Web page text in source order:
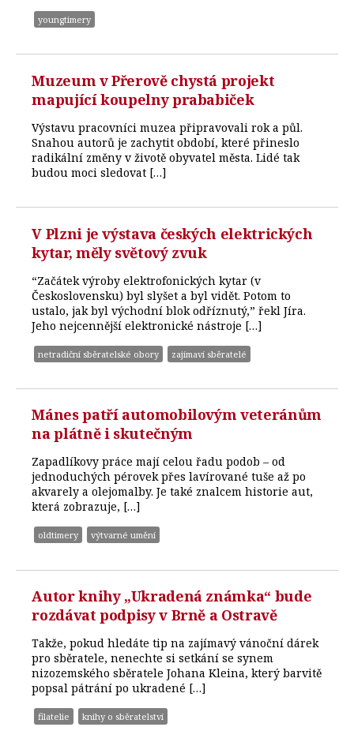
youngtimery
Muzeum v Přerově chystá projekt
mapující koupelny prababiček
Výstavu pracovníci muzea připravovali rok a půl.
Snahou autorů je zachytit období, které přineslo
radikální změny v životě obyvatel města. Lidé tak
budou moci sledovat […]
V Plzni je výstava českých elektrických
kytar, měly světový zvuk
“Začátek výroby elektrofonických kytar (v
Československu) byl slyšet a byl vidět. Potom to
ustalo, jak byl východní blok odříznutý,” řekl Jíra.
Jeho nejcennější elektronické nástroje […]
netradiční sběratelské obory zajímaví sběratelé
Mánes patří automobilovým veteránům
na plátně i skutečným
Zapadlíkovy práce mají celou řadu podob – od
jednoduchých pérovek přes lavírované tuše až po
akvarely a olejomalby. Je také znalcem historie aut,
která zobrazuje, […]
oldtimery výtvarné umění
Autor knihy „Ukradená známka“ bude
rozdávat podpisy v Brně a Ostravě
Takže, pokud hledáte tip na zajímavý vánoční dárek
pro sběratele, nenechte si setkání se synem
nizozemského sběratele Johana Kleina, který barvitě
popsal pátrání po ukradené […]
filatelie knihy o sběratelství